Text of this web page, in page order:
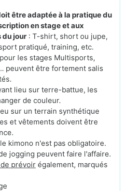
être adaptée à la pratique du
en stage et aux
du jour : T-shirt, short ou jupe,
pratiqué, training, etc.
les stages Multisports,
peuvent être fortement salis
lieu sur terre-battue, les
de couleur.
sur un terrain synthétique
et vêtements doivent être
kimono n'est pas obligatoire.
jogging peuvent faire l'affaire.
prévoir également, marqués